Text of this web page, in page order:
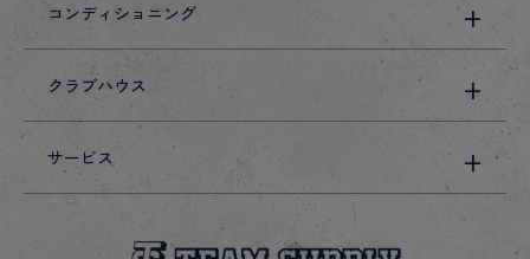
コンディショニング
クラブハウス
サービス